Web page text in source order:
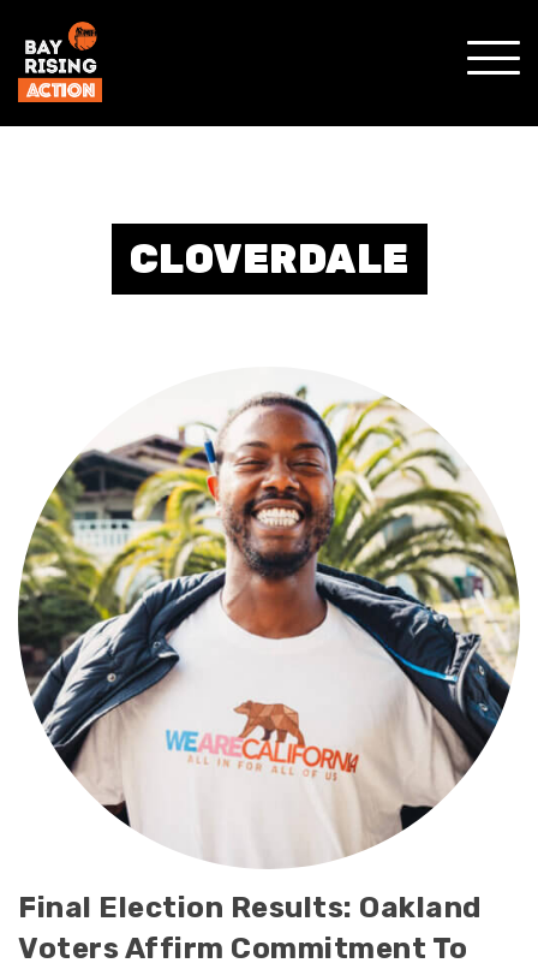
MENU
CLOVERDALE
Final Election Results: Oakland
Voters Affirm Commitment To